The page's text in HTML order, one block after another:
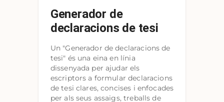
Generador de
declaracions de tesi
Un "Generador de declaracions de
tesi" és una eina en línia
dissenyada per ajudar els
escriptors a formular declaracions
de tesi clares, concises i enfocades
per als seus assaigs, treballs de